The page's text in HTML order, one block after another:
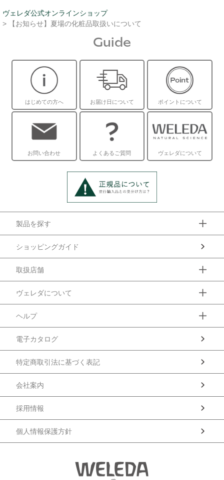
ヴェレダ公式オンラインショップ
> 【お知らせ】夏場の化粧品取扱いについて
Guide
はじめての方へ お届け日について ポイントについて
お問い合わせ よくあるご質問 ヴェレダについて
製品を探す
ショッピングガイド
取扱店舗
ヴェレダについて
ヘルプ
電子カタログ
特定商取引法に基づく表記
会社案内
採用情報
個人情報保護方針